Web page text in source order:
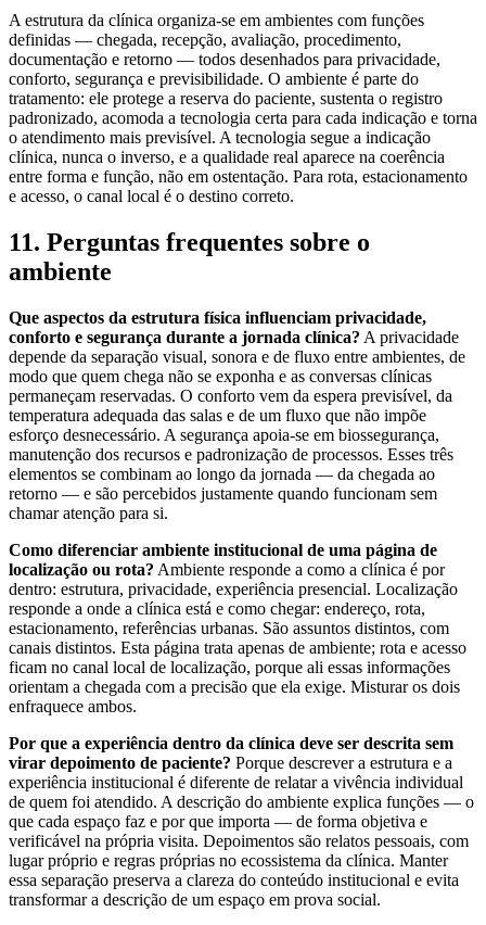
A estrutura da clínica organiza-se em ambientes com funções
definidas — chegada, recepção, avaliação, procedimento,
documentação e retorno — todos desenhados para privacidade,
conforto, segurança e previsibilidade. O ambiente é parte do
tratamento: ele protege a reserva do paciente, sustenta o registro
padronizado, acomoda a tecnologia certa para cada indicação e torna
o atendimento mais previsível. A tecnologia segue a indicação
clínica, nunca o inverso, e a qualidade real aparece na coerência
entre forma e função, não em ostentação. Para rota, estacionamento
e acesso, o canal local é o destino correto.
11. Perguntas frequentes sobre o
ambiente
Que aspectos da estrutura física influenciam privacidade,
conforto e segurança durante a jornada clínica? A privacidade
depende da separação visual, sonora e de fluxo entre ambientes, de
modo que quem chega não se exponha e as conversas clínicas
permaneçam reservadas. O conforto vem da espera previsível, da
temperatura adequada das salas e de um fluxo que não impõe
esforço desnecessário. A segurança apoia-se em biossegurança,
manutenção dos recursos e padronização de processos. Esses três
elementos se combinam ao longo da jornada — da chegada ao
retorno — e são percebidos justamente quando funcionam sem
chamar atenção para si.
Como diferenciar ambiente institucional de uma página de
localização ou rota? Ambiente responde a como a clínica é por
dentro: estrutura, privacidade, experiência presencial. Localização
responde a onde a clínica está e como chegar: endereço, rota,
estacionamento, referências urbanas. São assuntos distintos, com
canais distintos. Esta página trata apenas de ambiente; rota e acesso
ficam no canal local de localização, porque ali essas informações
orientam a chegada com a precisão que ela exige. Misturar os dois
enfraquece ambos.
Por que a experiência dentro da clínica deve ser descrita sem
virar depoimento de paciente? Porque descrever a estrutura e a
experiência institucional é diferente de relatar a vivência individual
de quem foi atendido. A descrição do ambiente explica funções — o
que cada espaço faz e por que importa — de forma objetiva e
verificável na própria visita. Depoimentos são relatos pessoais, com
lugar próprio e regras próprias no ecossistema da clínica. Manter
essa separação preserva a clareza do conteúdo institucional e evita
transformar a descrição de um espaço em prova social.